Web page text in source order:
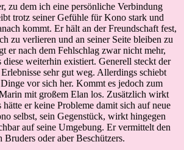
zu dem ich eine persönliche Verbindung
trotz seiner Gefühle für Kono stark und
kommt. Er hält an der Freundschaft fest,
zu verlieren und an seiner Seite bleiben zu
er nach dem Fehlschlag zwar nicht mehr,
diese weiterhin existiert. Generell steckt der
sehr gut weg. Allerdings schiebt
vor sich her. Kommt es jedoch zum
mit großem Elan los. Zusätzlich wirkt
er keine Probleme damit sich auf neue
selbst, sein Gegenstück, wirkt hingegen
auf seine Umgebung. Er vermittelt den
oder aber Beschützers.